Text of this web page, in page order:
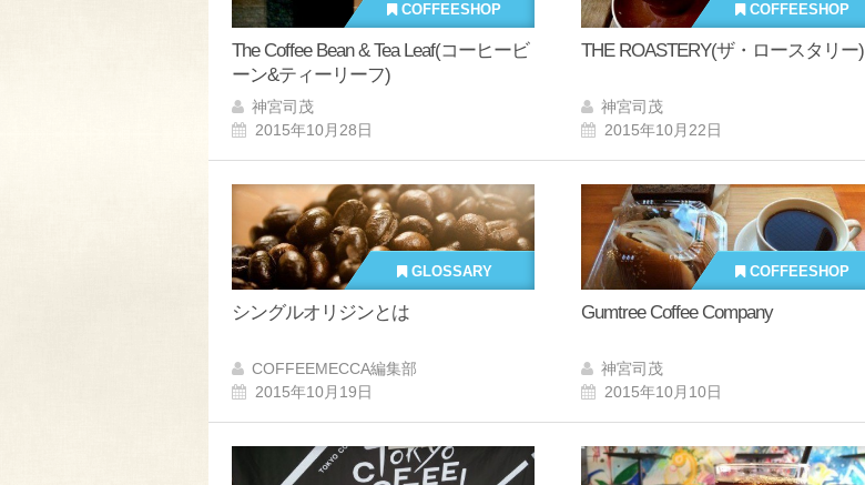
COFFEESHOP
The Coffee Bean & Tea Leaf(コーヒービ
ーン&ティーリーフ)
神宮司茂
2015年10月28日
COFFEESHOP
THE ROASTERY(ザ・ロースタリー)
神宮司茂
2015年10月22日
GLOSSARY
シングルオリジンとは
COFFEEMECCA編集部
2015年10月19日
COFFEESHOP
Gumtree Coffee Company
神宮司茂
2015年10月10日